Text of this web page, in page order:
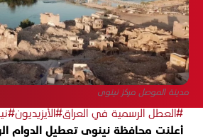
مدينة الموصل مركز نينوى
#العطل الرسمية في العراق#الأيزيديون
أعلنت محافظة نينوى تعطيل الدوام